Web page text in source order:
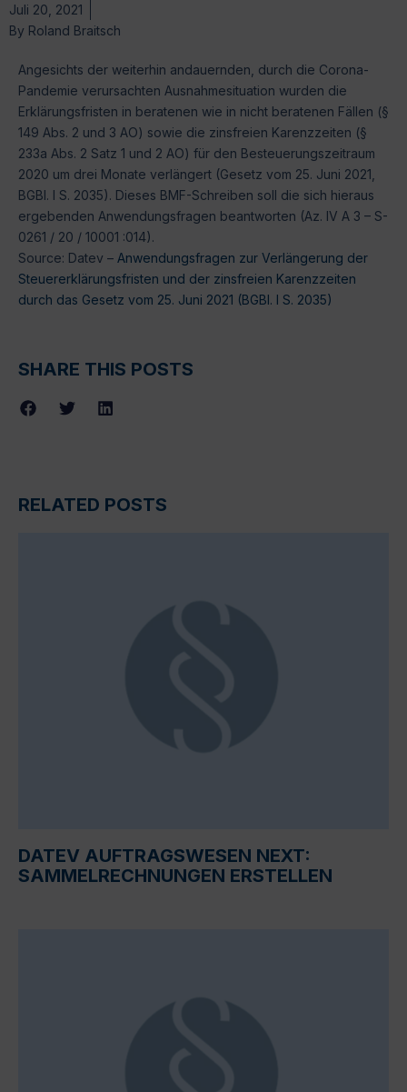
Juli 20, 2021
By Roland Braitsch
Angesichts der weiterhin andauernden, durch die Corona-
Pandemie verursachten Ausnahmesituation wurden die
Erklärungsfristen in beratenen wie in nicht beratenen Fällen (§
149 Abs. 2 und 3 AO) sowie die zinsfreien Karenzzeiten (§
233a Abs. 2 Satz 1 und 2 AO) für den Besteuerungszeitraum
2020 um drei Monate verlängert (Gesetz vom 25. Juni 2021,
BGBl. I S. 2035). Dieses BMF-Schreiben soll die sich hieraus
ergebenden Anwendungsfragen beantworten (Az. IV A 3 – S-
0261 / 20 / 10001 :014).
Source: Datev – Anwendungsfragen zur Verlängerung der
Steuererklärungsfristen und der zinsfreien Karenzzeiten
durch das Gesetz vom 25. Juni 2021 (BGBl. I S. 2035)
SHARE THIS POSTS
RELATED POSTS
DATEV AUFTRAGSWESEN NEXT:
SAMMELRECHNUNGEN ERSTELLEN